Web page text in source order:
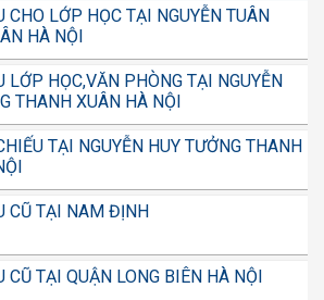
CHO LỚP HỌC TẠI NGUYỄN TUÂN
HÀ NỘI
LỚP HỌC,VĂN PHÒNG TẠI NGUYỄN
THANH XUÂN HÀ NỘI
TẠI NGUYỄN HUY TƯỞNG THANH
CŨ TẠI NAM ĐỊNH
CŨ TẠI QUẬN LONG BIÊN HÀ NỘI